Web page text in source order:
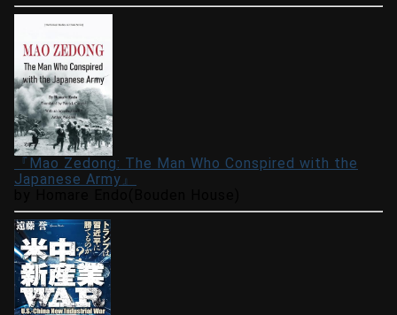
『Mao Zedong: The Man Who Conspired with the
Japanese Army』